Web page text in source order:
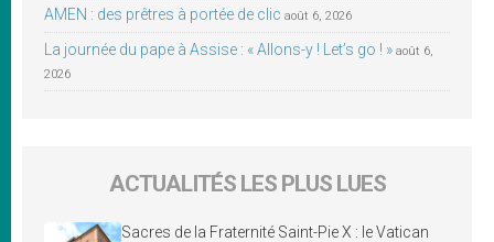
AMEN : des prêtres à portée de clic août 6, 2026
La journée du pape à Assise : « Allons-y ! Let’s go ! » août 6,
2026
ACTUALITÉS LES PLUS LUES
Sacres de la Fraternité Saint-Pie X : le Vatican